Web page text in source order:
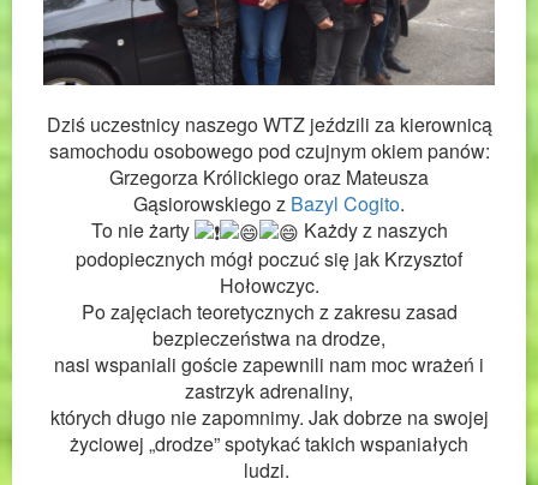
Dziś uczestnicy naszego WTZ jeździli za kierownicą
samochodu osobowego pod czujnym okiem panów:
Grzegorza Królickiego oraz Mateusza
Gąsiorowskiego z Bazyl Cogito.
To nie żarty
Każdy z naszych
podopiecznych mógł poczuć się jak Krzysztof
Hołowczyc.
Po zajęciach teoretycznych z zakresu zasad
bezpieczeństwa na drodze,
nasi wspaniali goście zapewnili nam moc wrażeń i
zastrzyk adrenaliny,
których długo nie zapomnimy. Jak dobrze na swojej
życiowej „drodze” spotykać takich wspaniałych
ludzi.